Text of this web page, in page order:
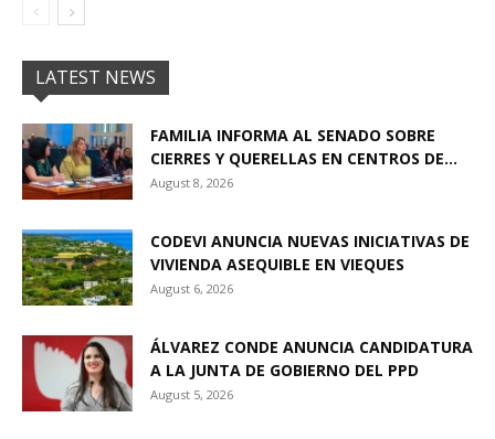
LATEST NEWS
FAMILIA INFORMA AL SENADO SOBRE
CIERRES Y QUERELLAS EN CENTROS DE...
August 8, 2026
CODEVI ANUNCIA NUEVAS INICIATIVAS DE
VIVIENDA ASEQUIBLE EN VIEQUES
August 6, 2026
ÁLVAREZ CONDE ANUNCIA CANDIDATURA
A LA JUNTA DE GOBIERNO DEL PPD
August 5, 2026